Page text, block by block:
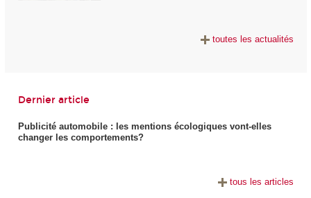
toutes les actualités
Dernier article
Publicité automobile : les mentions écologiques vont-elles
changer les comportements?
tous les articles